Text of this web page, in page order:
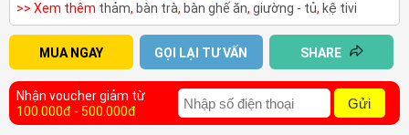
>> Xem thêm thảm, bàn trà, bàn ghế ăn, giường - tủ, kệ tivi
MUA NGAY GỌI LẠI TƯ VẤN SHARE
Nhận voucher giảm từ
100.000đ - 500.000đ
Gửi